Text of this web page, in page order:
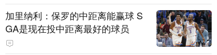
加里纳利：保罗的中距离能赢球 S
GA是现在投中距离最好的球员